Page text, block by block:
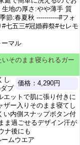
地の厚さ:やや薄手 質
節:春夏秋 -----------#フォ
七五三#冠婚葬祭#セレモ
マル
いそのまま寝られるガー
価格：4,290円
し
ブ
エットで肌に張り付きに
ザー入りそのまま寝てし
い内側スナップボタン付
ま過ごせるデザイン汗が
ナ後にも
ムウエア